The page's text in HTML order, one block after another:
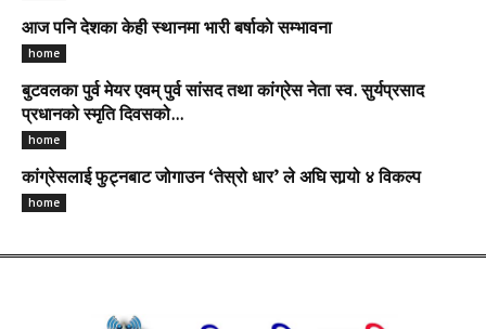
आज पनि देशका केही स्थानमा भारी बर्षाकाे सम्भावना
home
बुटवलका पुर्व मेयर एवम् पुर्व सांसद तथा कांग्रेस नेता स्व. सुर्यप्रसाद
प्रधानको स्मृति दिवसको...
home
कांग्रेसलाई फुट्नबाट जोगाउन ‘तेस्रो धार’ ले अघि सार्‍यो ४ विकल्प
home